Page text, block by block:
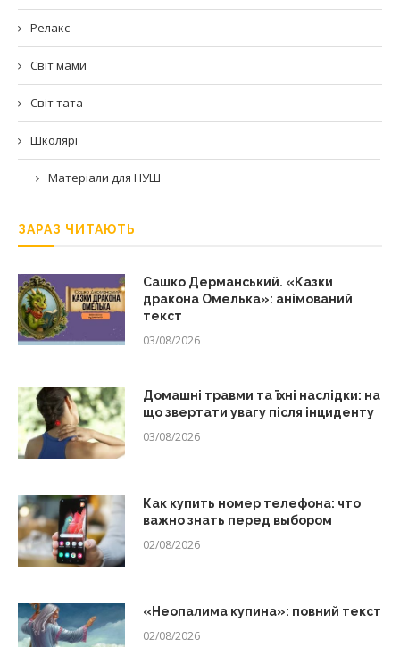
Релакс
Світ мами
Світ тата
Школярі
Матеріали для НУШ
ЗАРАЗ ЧИТАЮТЬ
Сашко Дерманський. «Казки
дракона Омелька»: анімований
текст
03/08/2026
Домашні травми та їхні наслідки: на
що звертати увагу після інциденту
03/08/2026
Как купить номер телефона: что
важно знать перед выбором
02/08/2026
«Неопалима купина»: повний текст
02/08/2026